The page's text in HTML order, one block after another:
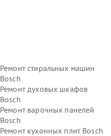
Ремонт стиральных машин
Bosch
Ремонт духовых шкафов
Bosch
Ремонт варочных панелей
Bosch
Ремонт кухонных плит Bosch